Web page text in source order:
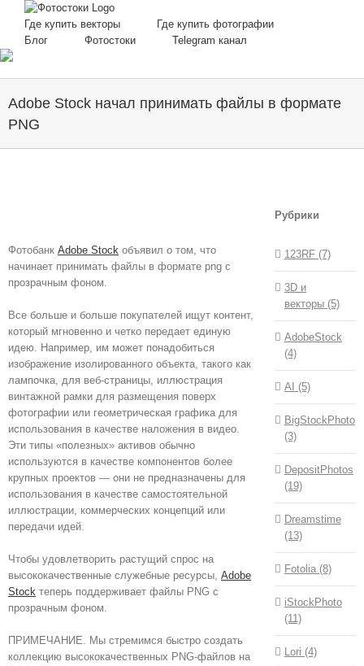
content
Где купить векторы
Где купить фотографии
Блог
Фотостоки Telegram канал
Adobe Stock начал принимать файлы в формате
PNG
Фотобанк Adobe Stock объявил о том, что
начинает принимать файлы в формате png с
прозрачным фоном.
Все больше и больше покупателей ищут контент,
который мгновенно и четко передает единую
идею. Например, им может понадобиться
изображение изолированного объекта, такого как
лампочка, для веб-страницы, иллюстрация
винтажной рамки для размещения поверх
фотографии или геометрическая графика для
использования в качестве наложения в видео.
Эти типы «полезных» активов обычно
используются в качестве компонентов более
крупных проектов — они не предназначены для
использования в качестве самостоятельной
иллюстрации, коммерческих концепций или
передачи идей.
Чтобы удовлетворить растущий спрос на
высококачественные служебные ресурсы, Adobe
Stock теперь поддерживает файлы PNG с
прозрачным фоном.
ПРИМЕЧАНИЕ. Мы стремимся быстро создать
коллекцию высококачественных PNG-файлов на
Рубрики
123RF (7)
3D и
векторы (5)
AdobeStock
(4)
AI (5)
BigStockPhoto
(3)
DepositPhotos
(19)
Dreamstime
(13)
Fotolia (8)
iStockPhoto
(11)
Lori (4)